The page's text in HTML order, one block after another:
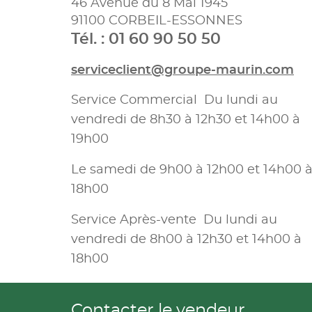
46 Avenue du 8 Mai 1945
91100 CORBEIL-ESSONNES
Tél. : 01 60 90 50 50
serviceclient@groupe-maurin.com
Service Commercial Du lundi au
vendredi de 8h30 à 12h30 et 14h00 à
19h00
Le samedi de 9h00 à 12h00 et 14h00 à
18h00
Service Après-vente Du lundi au
vendredi de 8h00 à 12h30 et 14h00 à
18h00